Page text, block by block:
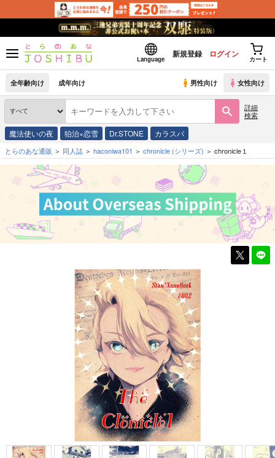
Language
新規登録 ログイン
カート
全年齢向け 成年向け 男性向け 女性向け
詳細
検索
魔法使いの夜 狛治×恋雪 Dr.STONE カラスバ
とらのあな通販 同人誌 haconiwa101 chronicle (シリーズ) chronicle１